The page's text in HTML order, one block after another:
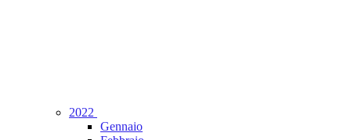
2022
Gennaio